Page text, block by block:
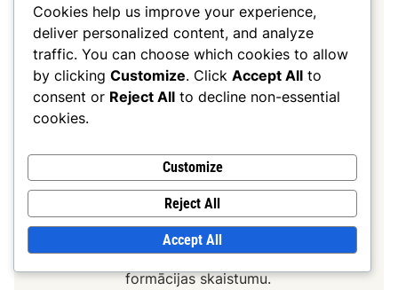
Rians Koldvels ir aizrautīgs futbola
treneris un stratēģis ar vairāk nekā
desmit gadu pieredzi jaunatnes
talantu attīstībā. Specializējoties
4-4-2 formācijā, viņš tic komandas
spēkam. Rians dalās ar savām
atziņām, organizējot treniņu
klīnikas un sniedzot tiešsaistes
resursus, palīdzot gan spēlētājiem,
gan treneriem izprast šīs klasiskās
formācijas skaistumu.
Cookies help us improve your experience,
deliver personalized content, and analyze
traffic. You can choose which cookies to allow
by clicking Customize. Click Accept All to
consent or Reject All to decline non-essential
cookies.
Customize
Reject All
Accept All